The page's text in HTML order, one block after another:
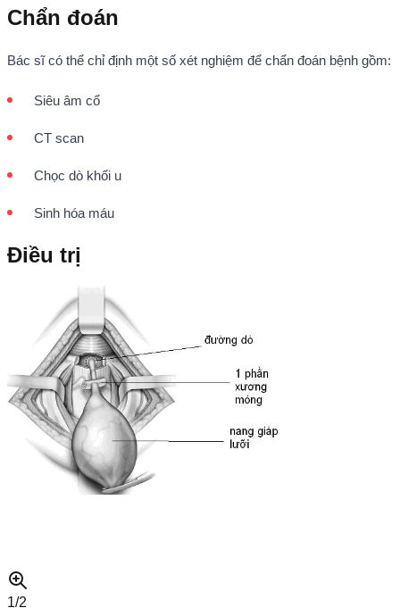
Chẩn đoán
Bác sĩ có thể chỉ định một số xét nghiệm để chẩn đoán bệnh gồm:
Siêu âm cổ
CT scan
Chọc dò khối u
Sinh hóa máu
Điều trị
1/2